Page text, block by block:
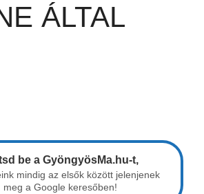
ÁLTAL
be a GyöngyösMa.hu-t,
mindig az elsők között jelenjenek
meg a Google keresőben!